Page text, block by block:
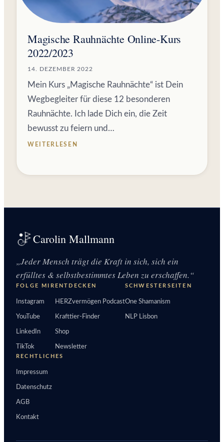
Magische Rauhnächte Online-Kurs
2022/2023
14. DEZEMBER 2022
Mein Kurs „Magische Rauhnächte“ ist Dein
Wegbegleiter für diese 12 besonderen
Rauhnächte. Ich lade Dich ein, die Zeit
bewusst zu feiern und…
WEITERLESEN
Carolin Mallmann
„Jeder Mensch trägt die Kraft in sich, sich ein
erfülltes & selbstbestimmtes Leben zu erschaffen.“
FOLGE MIR
Instagram
YouTube
LinkedIn
TikTok
ENTDECKEN
HERZvermögen Podcast
Krafttier-Finder
Shop
Newsletter
SCHWESTERSEITEN
One Shamanism
NLP Lisbon
RECHTLICHES
Impressum
Datenschutz
AGB
Kontakt